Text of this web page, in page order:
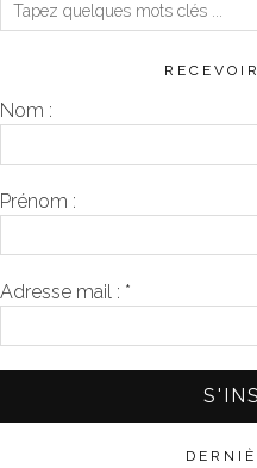
Nom :
Prénom :
Adresse mail : *